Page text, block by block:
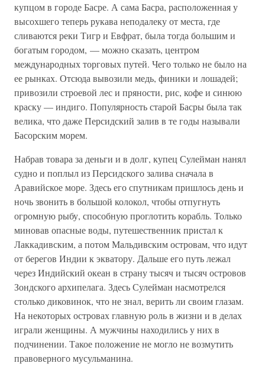
купцом в городе Басре. А сама Басра, расположенная у
высохшего теперь рукава неподалеку от места, где
сливаются реки Тигр и Евфрат, была тогда большим и
богатым городом, — можно сказать, центром
международных торговых путей. Чего только не было на
ее рынках. Отсюда вывозили медь, финики и лошадей;
привозили строевой лес и пряности, рис, кофе и синюю
краску — индиго. Популярность старой Басры была так
велика, что даже Персидский залив в те годы называли
Басорским морем.
Набрав товара за деньги и в долг, купец Сулейман нанял
судно и поплыл из Персидского залива сначала в
Аравийское море. Здесь его спутникам пришлось день и
ночь звонить в большой колокол, чтобы отпугнуть
огромную рыбу, способную проглотить корабль. Только
миновав опасные воды, путешественник пристал к
Лаккадивским, а потом Мальдивским островам, что идут
от берегов Индии к экватору. Дальше его путь лежал
через Индийский океан в страну тысяч и тысяч островов
Зондского архипелага. Здесь Сулейман насмотрелся
столько диковинок, что не знал, верить ли своим глазам.
На некоторых островах главную роль в жизни и в делах
играли женщины. А мужчины находились у них в
подчинении. Такое положение не могло не возмутить
правоверного мусульманина.